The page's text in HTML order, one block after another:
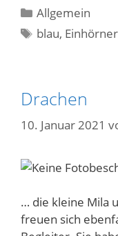
Kategorien
Allgemein
Schlagwörter
blau, Einhörner
Drachen
10. Januar 2021
… die kleine Mila
freuen sich